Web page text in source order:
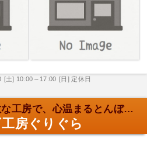
[土] 10:00～17:00 [日] 定休日
八幡宮近くの素敵な工房で、心温まるとんぼ玉体験！
房ぐりぐら